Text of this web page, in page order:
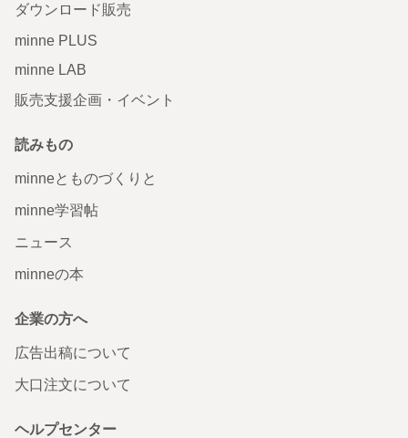
ダウンロード販売
minne PLUS
minne LAB
販売支援企画・イベント
読みもの
minneとものづくりと
minne学習帖
ニュース
minneの本
企業の方へ
広告出稿について
大口注文について
ヘルプセンター